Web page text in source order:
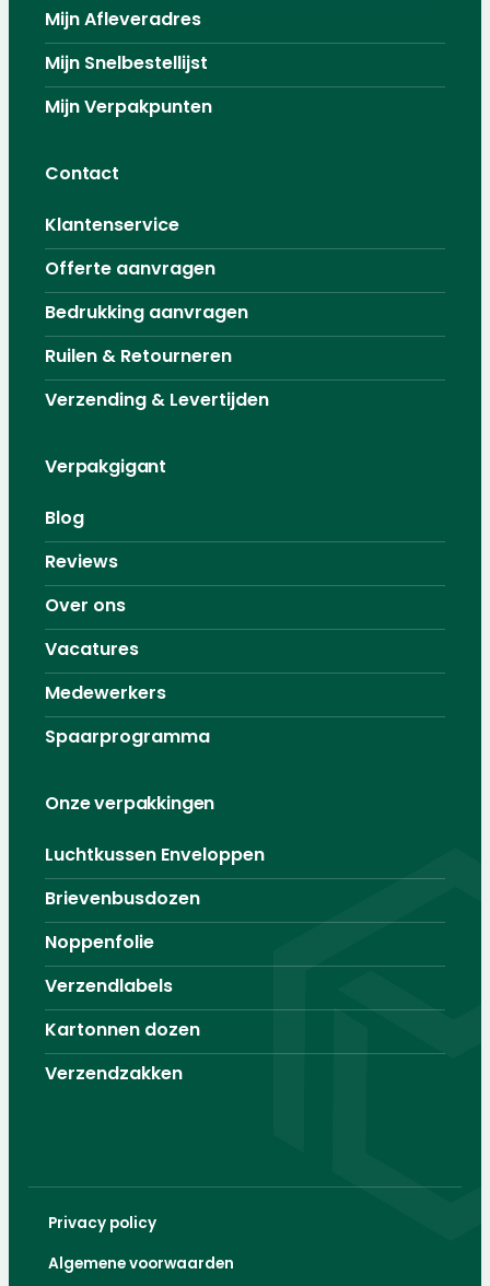
Mijn Afleveradres
Mijn Snelbestellijst
Mijn Verpakpunten
Contact
Klantenservice
Offerte aanvragen
Bedrukking aanvragen
Ruilen & Retourneren
Verzending & Levertijden
Verpakgigant
Blog
Reviews
Over ons
Vacatures
Medewerkers
Spaarprogramma
Onze verpakkingen
Luchtkussen Enveloppen
Brievenbusdozen
Noppenfolie
Verzendlabels
Kartonnen dozen
Verzendzakken
Privacy policy
Algemene voorwaarden